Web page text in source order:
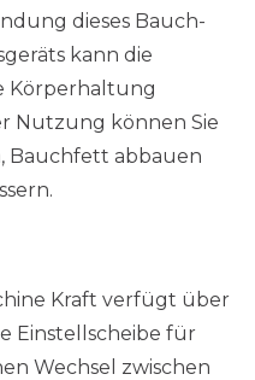
dieses Bauch-
kann die
Körperhaltung
Nutzung können Sie
Bauchfett abbauen
Kraft verfügt über
Einstellscheibe für
Wechsel zwischen